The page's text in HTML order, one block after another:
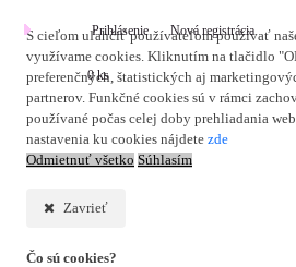
S cieľom uľahčiť používateľom používať
využívame cookies. Kliknutím na tlačidlo
preferenčných, štatistických aj
partnerov. Funkčné cookies sú v rámci
používané počas celej doby prehliadania
nastavenia ku cookies nájdete zde
Odmietnuť všetko Súhlasím
Zavrieť
Čo sú cookies?
Prihlásenie Nová registrácia
0 ks